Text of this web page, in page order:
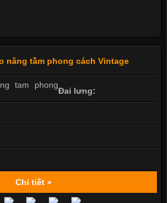
nâng tầm phong cách Vintage
Đai lưng:
Chi tiết »